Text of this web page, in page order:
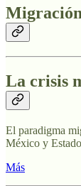
La crisis
El paradigma
México y
Más